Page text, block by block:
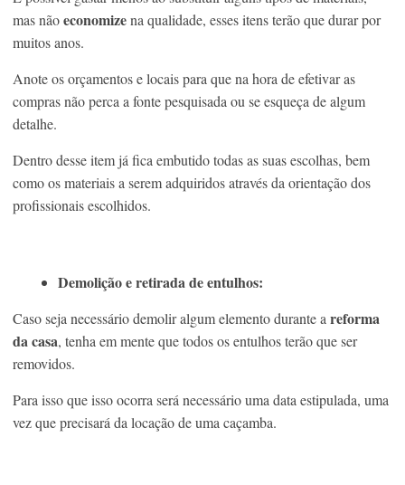
mas nãoeconomizena qualidade, esses itens terão que durar por
muitos anos.
Anote os orçamentos e locais para que na hora de efetivar as
compras não perca a fonte pesquisada ou se esqueça de algum
detalhe.
Dentro desse item já fica embutido todas as suas escolhas, bem
como os materiais a serem adquiridos através da orientação dos
profissionais escolhidos.
Demolição e retirada de entulhos:
Caso seja necessário demolir algum elemento durante a reforma
da casa, tenha em mente que todos os entulhos terão que ser
removidos.
Para isso que isso ocorra será necessário uma data estipulada, uma
vez que precisará da locação de uma caçamba.